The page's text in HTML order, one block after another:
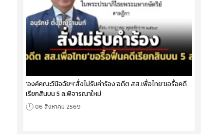
‘องค์คณะวินิจฉัยฯ’สั่งไม่รับคำร้อง‘อดีต สส.เพื่อไทย’ขอรื้อคดี
เรียกสินบน 5 ล.พิจารณาใหม่
06 สิงหาคม 2569